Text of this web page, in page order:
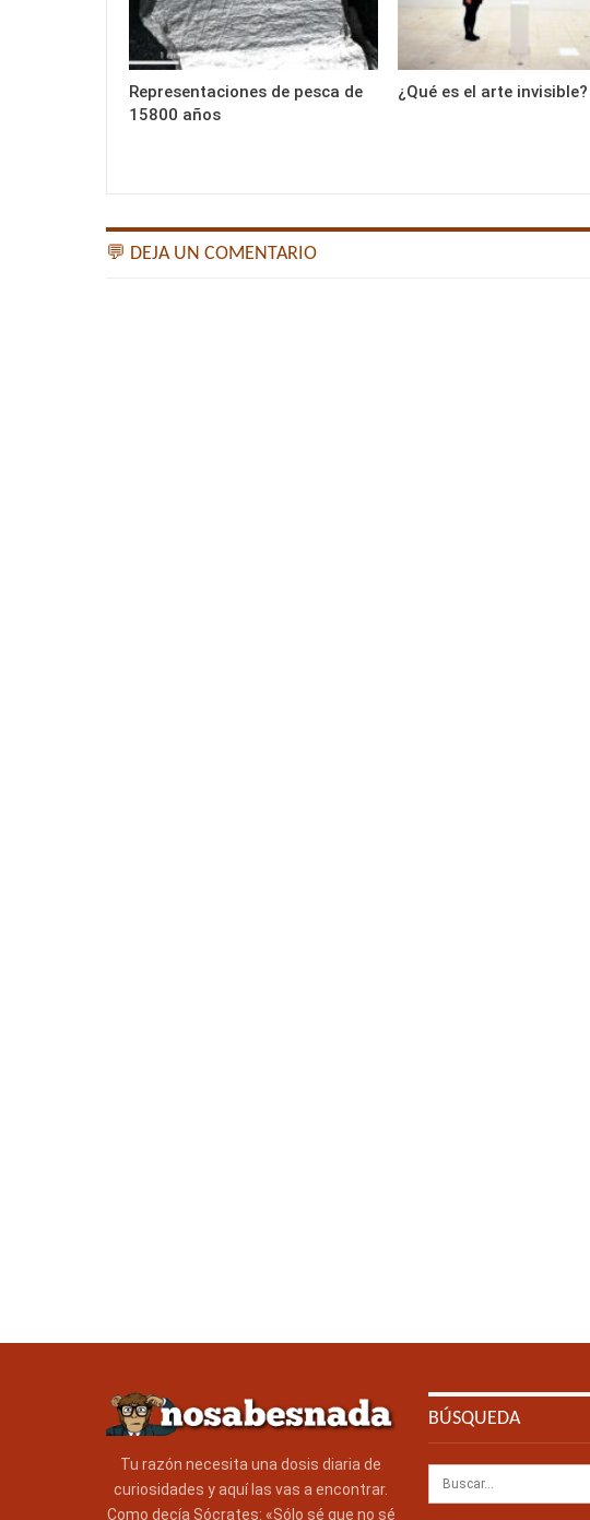
Representaciones de pesca de
15800 años
¿Qué es el arte invisible?
💬 DEJA UN COMENTARIO
Tu razón necesita una dosis diaria de
curiosidades y aquí las vas a encontrar.
Como decía Sócrates: «Sólo sé que no sé
BÚSQUEDA